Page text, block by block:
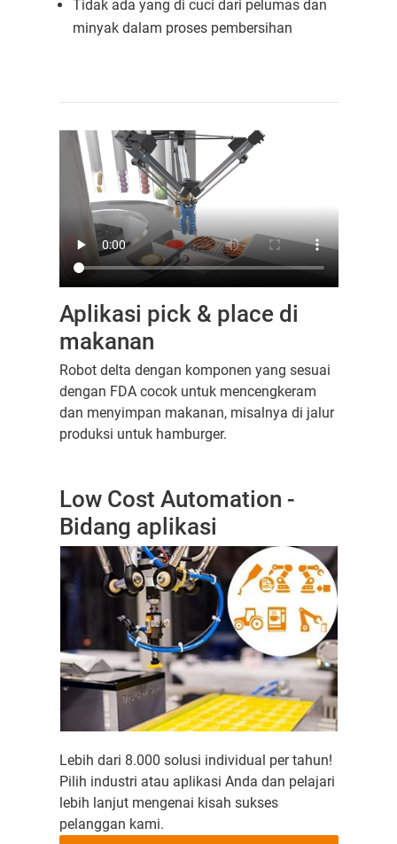
Tidak ada yang di cuci dari pelumas dan
minyak dalam proses pembersihan
Aplikasi pick & place di
makanan
Robot delta dengan komponen yang sesuai
dengan FDA cocok untuk mencengkeram
dan menyimpan makanan, misalnya di jalur
produksi untuk hamburger.
Low Cost Automation -
Bidang aplikasi
Lebih dari 8.000 solusi individual per tahun!
Pilih industri atau aplikasi Anda dan pelajari
lebih lanjut mengenai kisah sukses
pelanggan kami.